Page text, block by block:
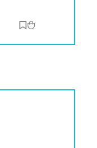
Zur Merkliste